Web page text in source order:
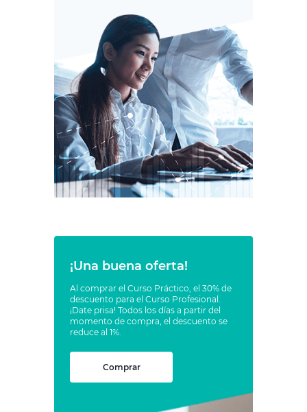
¡Una buena oferta!
Al comprar el Curso Práctico, el 30% de
descuento para el Curso Profesional.
¡Date prisa! Todos los días a partir del
momento de compra, el descuento se
reduce al 1%.
Comprar